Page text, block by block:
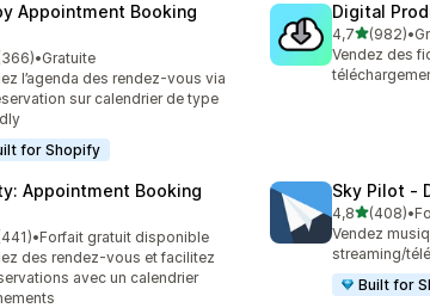
Appointment Booking
sur 5
au total
•Gratuite
l’agenda des rendez-vous via
sur calendrier de type
for Shopify
Digital
4,7étoile(s)
(982)
982 avis au•
Vendez des
Appointment Booking
sur 5
au total
•Forfait gratuit disponible
des rendez-vous et facilitez
avec un calendrier
Sky Pilot ‑
4,8étoile(s)
(408)
408 avis au•
Vendez
streaming/
Built for